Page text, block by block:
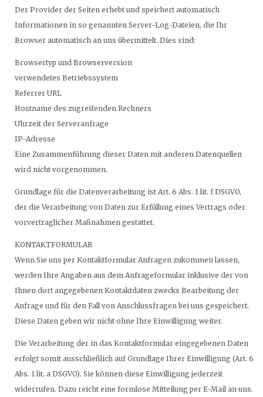
Der Provider der Seiten erhebt und speichert automatisch
Informationen in so genannten Server-Log-Dateien, die Ihr
Browser automatisch an uns übermittelt. Dies sind:
Browsertyp und Browserversion
verwendetes Betriebssystem
Referrer URL
Hostname des zugreifenden Rechners
Uhrzeit der Serveranfrage
IP-Adresse
Eine Zusammenführung dieser Daten mit anderen Datenquellen
wird nicht vorgenommen.
Grundlage für die Datenverarbeitung ist Art. 6 Abs. 1 lit. f DSGVO,
der die Verarbeitung von Daten zur Erfüllung eines Vertrags oder
vorvertraglicher Maßnahmen gestattet.
KONTAKTFORMULAR
Wenn Sie uns per Kontaktformular Anfragen zukommen lassen,
werden Ihre Angaben aus dem Anfrageformular inklusive der von
Ihnen dort angegebenen Kontaktdaten zwecks Bearbeitung der
Anfrage und für den Fall von Anschlussfragen bei uns gespeichert.
Diese Daten geben wir nicht ohne Ihre Einwilligung weiter.
Die Verarbeitung der in das Kontaktformular eingegebenen Daten
erfolgt somit ausschließlich auf Grundlage Ihrer Einwilligung (Art. 6
Abs. 1 lit. a DSGVO). Sie können diese Einwilligung jederzeit
widerrufen. Dazu reicht eine formlose Mitteilung per E-Mail an uns.